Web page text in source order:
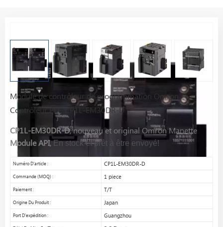
Module de contrôleur de programmation Omron
Contrôleur PLC CP1L-EM30DR-D
CP1L-EM30DR-D, nouveau et original Omron Manette
Module API,En stock et prêt à être envoyé!
Numéro D'article : CP1L-EM30DR-D
Commande (MOQ) : 1 piece
Paiement : T/T
Origine Du Produit : Japan
Port D'expédition : Guangzhou